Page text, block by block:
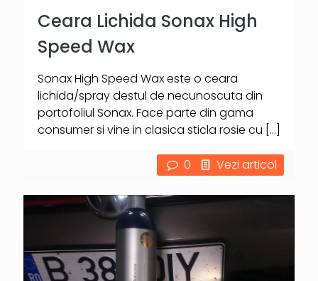
Ceara Lichida Sonax High
Speed Wax
Sonax High Speed Wax este o ceara
lichida/spray destul de necunoscuta din
portofoliul Sonax. Face parte din gama
consumer si vine in clasica sticla rosie cu […]
0 Vezi articol